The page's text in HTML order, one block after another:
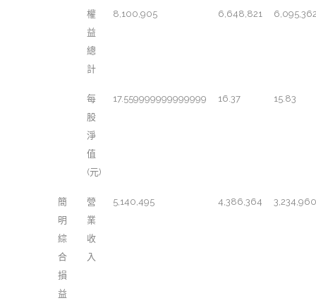
權
益
總
計
8,100,905 6,648,821
每
股
淨
值
(元)
17.559999999999999 16.37 15.83
簡
明
綜
合
損
益
營
業
收
入
5,140,495 4,386,364 3,234,960